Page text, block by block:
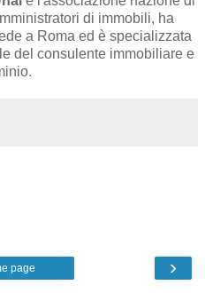
di immobili, ha
a Roma ed è specializzata
del consulente immobiliare e
›
page